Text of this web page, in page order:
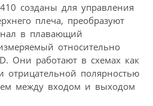
созданы для управления
плеча, преобразуют
в плавающий
относительно
Они работают в схемах как
отрицательной полярностью
между входом и выходом